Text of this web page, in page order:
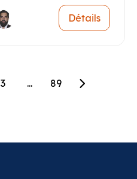
Détails
3 ... 89